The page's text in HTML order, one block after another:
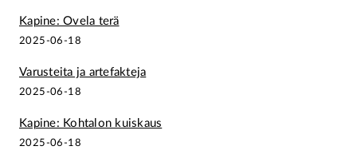
Kapine: Ovela terä
2025-06-18
Varusteita ja artefakteja
2025-06-18
Kapine: Kohtalon kuiskaus
2025-06-18